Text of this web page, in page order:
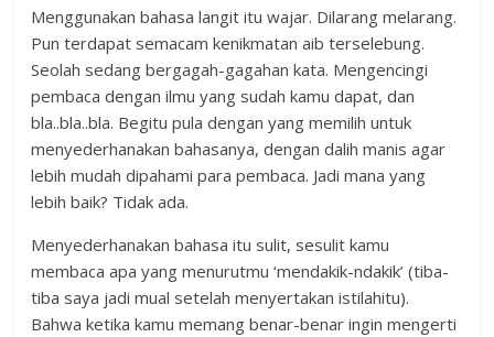
Menggunakan bahasa langit itu wajar. Dilarang melarang.
Pun terdapat semacam kenikmatan aib terselebung.
Seolah sedang bergagah-gagahan kata. Mengencingi
pembaca dengan ilmu yang sudah kamu dapat, dan
bla..bla..bla. Begitu pula dengan yang memilih untuk
menyederhanakan bahasanya, dengan dalih manis agar
lebih mudah dipahami para pembaca. Jadi mana yang
lebih baik? Tidak ada.
Menyederhanakan bahasa itu sulit, sesulit kamu
membaca apa yang menurutmu ‘mendakik-ndakik’ (tiba-
tiba saya jadi mual setelah menyertakan istilahitu).
Bahwa ketika kamu memang benar-benar ingin mengerti